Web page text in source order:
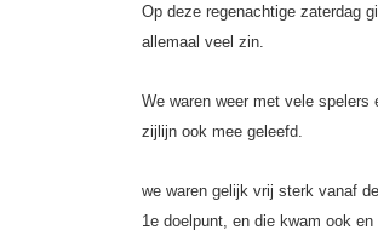
Op deze regenachtige zaterdag
allemaal veel zin.
We waren weer met vele
zijlijn ook mee geleefd.
we waren gelijk vrij sterk vanaf
1e doelpunt, en die kwam ook